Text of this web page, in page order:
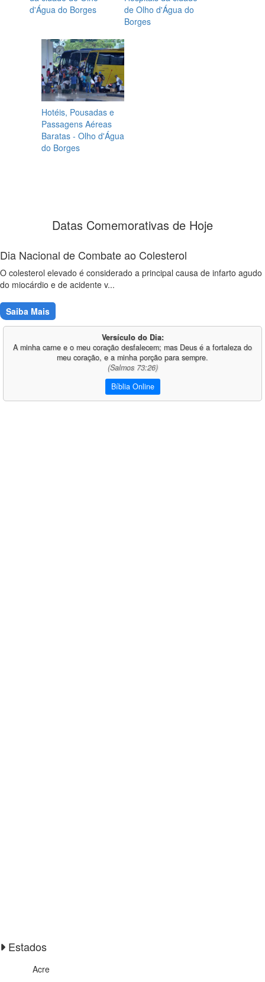
d'Água do Borges
de Olho d'Água do
Borges
Hotéis, Pousadas e
Passagens Aéreas
Baratas - Olho d'Água
do Borges
Datas Comemorativas de Hoje
Dia Nacional de Combate ao Colesterol
O colesterol elevado é considerado a principal causa de infarto agudo
do miocárdio e de acidente v...
Saiba Mais
Versículo do Dia:
A minha carne e o meu coração desfalecem; mas Deus é a fortaleza do
meu coração, e a minha porção para sempre.
(Salmos 73:26)
Bíblia Online
Estados
Acre